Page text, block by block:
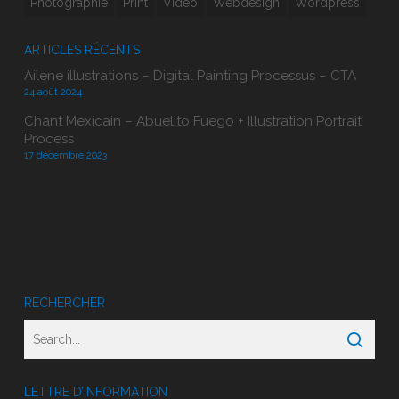
ARTICLES RÉCENTS
Ailene illustrations – Digital Painting Processus – CTA
24 août 2024
Chant Mexicain – Abuelito Fuego + Illustration Portrait
Process
17 décembre 2023
RECHERCHER
LETTRE D’INFORMATION